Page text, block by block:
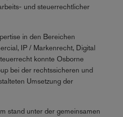
und steuerrechtlicher
in den Bereichen
IP / Markenrecht, Digital
konnte Osborne
bei der rechtssicheren und
Umsetzung der
stand unter der gemeinsamen